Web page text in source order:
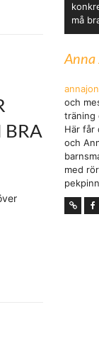
BRA
må
Anna
och
träning
Här får
och
med